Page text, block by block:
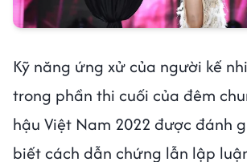
Kỹ năng ứng xử của người kế
trong phần thi cuối của đêm
hậu Việt Nam 2022 được đánh
biết cách dẫn chứng lẫn lập